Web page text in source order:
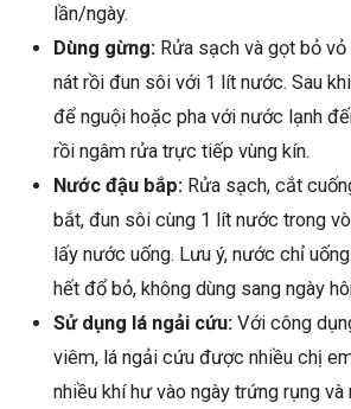
lần/ngày.
Dùng gừng: Rửa sạch và gọt bỏ
nát rồi đun sôi với 1 lít nước. Sau
để nguội hoặc pha với nước lạnh
rồi ngâm rửa trực tiếp vùng kín.
Nước đậu bắp: Rửa sạch, cắt
bắt, đun sôi cùng 1 lít nước trong
lấy nước uống. Lưu ý, nước chỉ
hết đổ bỏ, không dùng sang ngày
Sử dụng lá ngải cứu: Với công
viêm, lá ngải cứu được nhiều chị
nhiều khí hư vào ngày trứng rụng